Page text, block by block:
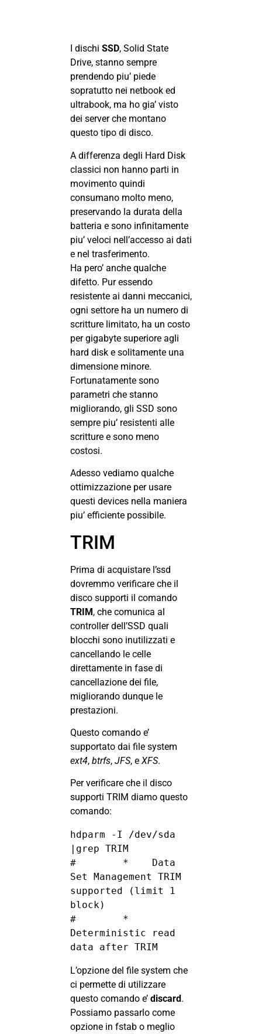
I dischi SSD, Solid State
Drive, stanno sempre
prendendo piu’ piede
sopratutto nei netbook ed
ultrabook, ma ho gia’ visto
dei server che montano
questo tipo di disco.
A differenza degli Hard Disk
classici non hanno parti in
movimento quindi
consumano molto meno,
preservando la durata della
batteria e sono infinitamente
piu’ veloci nell’accesso ai dati
e nel trasferimento.
Ha pero’ anche qualche
difetto. Pur essendo
resistente ai danni meccanici,
ogni settore ha un numero di
scritture limitato, ha un costo
per gigabyte superiore agli
hard disk e solitamente una
dimensione minore.
Fortunatamente sono
parametri che stanno
migliorando, gli SSD sono
sempre piu’ resistenti alle
scritture e sono meno
costosi.
Adesso vediamo qualche
ottimizzazione per usare
questi devices nella maniera
piu’ efficiente possibile.
TRIM
Prima di acquistare l’ssd
dovremmo verificare che il
disco supporti il comando
TRIM, che comunica al
controller dell’SSD quali
blocchi sono inutilizzati e
cancellando le celle
direttamente in fase di
cancellazione dei file,
migliorando dunque le
prestazioni.
Questo comando e’
supportato dai file system
ext4, btrfs, JFS, e XFS.
Per verificare che il disco
supporti TRIM diamo questo
comando:
hdparm -I /dev/sda
|grep TRIM
#        *    Data
Set Management TRIM
supported (limit 1
block)
#        *
Deterministic read
data after TRIM
L’opzione del file system che
ci permette di utilizzare
questo comando e’ discard .
Possiamo passarlo come
opzione in fstab o meglio